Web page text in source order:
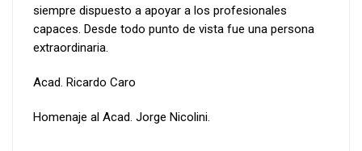
siempre dispuesto a apoyar a los profesionales
capaces. Desde todo punto de vista fue una persona
extraordinaria.
Acad. Ricardo Caro
Homenaje al Acad. Jorge Nicolini.